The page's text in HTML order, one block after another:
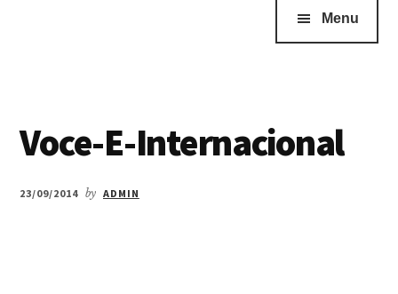
Menu
Voce-E-Internacional
23/09/2014 by ADMIN